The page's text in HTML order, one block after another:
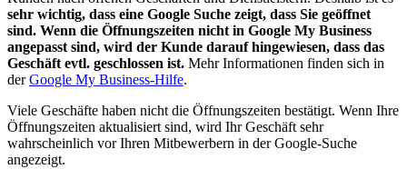
sehr wichtig, dass eine Google Suche zeigt, dass Sie geöffnet
sind. Wenn die Öffnungszeiten nicht in Google My Business
angepasst sind, wird der Kunde darauf hingewiesen, dass das
Geschäft evtl. geschlossen ist. Mehr Informationen finden sich in
derGoogle My Business-Hilfe.
Viele Geschäfte haben nicht die Öffnungszeiten bestätigt. Wenn Ihre
Öffnungszeiten aktualisiert sind, wird Ihr Geschäft sehr
wahrscheinlich vor Ihren Mitbewerbern in der Google-Suche
angezeigt.